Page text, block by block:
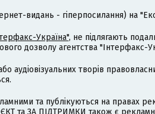
видань - гіперпосилання) на
Україна", не підлягають
дозволу агентства "Інтерфакс-
аудіовізуальних творів
та публікуються на правах